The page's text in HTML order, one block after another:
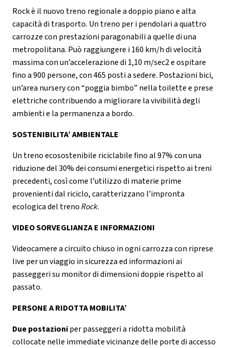
Rock è il nuovo treno regionale a doppio piano e alta
capacità di trasporto. Un treno per i pendolari a quattro
carrozze con prestazioni paragonabili a quelle di una
metropolitana. Può raggiungere i 160 km/h di velocità
massima con un’accelerazione di 1,10 m/sec2 e ospitare
fino a 900 persone, con 465 posti a sedere. Postazioni bici,
un’area nursery con “poggia bimbo” nella toilette e prese
elettriche contribuendo a migliorare la vivibilità degli
ambienti e la permanenza a bordo.
SOSTENIBILITA’ AMBIENTALE
Un treno ecosostenibile riciclabile fino al 97% con una
riduzione del 30% dei consumi energetici rispetto ai treni
precedenti, così come l’utilizzo di materie prime
provenienti dal riciclo, caratterizzano l’impronta
ecologica del trenoRock.
VIDEO SORVEGLIANZA E INFORMAZIONI
Videocamere a circuito chiuso in ogni carrozza con riprese
live per un viaggio in sicurezza ed informazioni ai
passeggeri su monitor di dimensioni doppie rispetto al
passato.
PERSONE A RIDOTTA MOBILITA’
Due postazioniper passeggeri a ridotta mobilità
collocate nelle immediate vicinanze delle porte di accesso